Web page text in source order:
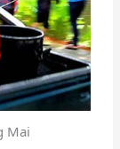
Mai